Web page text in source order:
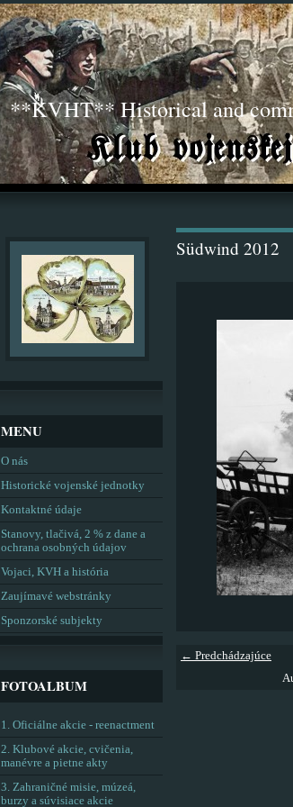
**KVHT** Historical and
Südwind 2012
← Predchádzajúce
MENU
O nás
Historické vojenské jednotky
Kontaktné údaje
Stanovy, tlačivá, 2 % z dane a
ochrana osobných údajov
Vojaci, KVH a história
Zaujímavé webstránky
Sponzorské subjekty
FOTOALBUM
1. Oficiálne akcie - reenactment
2. Klubové akcie, cvičenia,
manévre a pietne akty
3. Zahraničné misie, múzeá,
burzy a súvisiace akcie